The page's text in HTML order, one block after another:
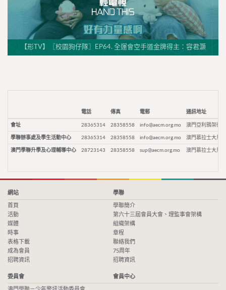
【形TV】〖校園狗仔隊〗EP64. 全運會空手道金牌得主：容君灝
電話 傳真 電郵 通訊地址
會址 28365314 28358558 info@aecm.org.mo 澳門亞利鴉架街9
學聯辦事處及學生活動中心 28365314 28358558 info@aecm.org.mo 澳門慕拉士大馬
澳門學聯升學及心理輔導中心 28723143 28358558 sup@aecm.org.mo 澳門慕拉士大馬
網站
首頁
活動
媒體
時事
表格下載
成為會員
招聘資訊
學聯
學聯簡介
第六十三屆會員大會、理監事會架構
組織架構
章程
聯絡我們
75周年
招聘資訊
委員會 會員中心